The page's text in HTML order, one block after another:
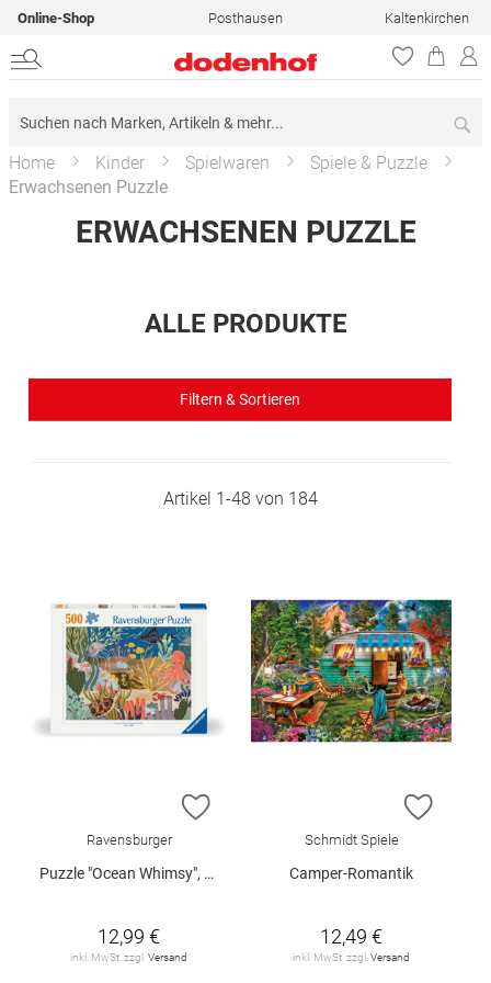
Online-Shop Posthausen Kaltenkirchen
Home Kinder Spielwaren
Spiele & Puzzle
Erwachsenen Puzzle
ERWACHSENEN PUZZLE
ALLE PRODUKTE
Filtern & Sortieren
Artikel 1-48 von 184
ZUR WUNSCHLISTE HINZUFÜGEN
Ravensburger
Puzzle "Ocean Whimsy", 500 Teile
12,99 €
inkl. MwSt. zzgl. Versand
ZUR
Schmidt Spiele
Camper-Romantik
12,49 €
inkl. MwSt. zzgl. Versand